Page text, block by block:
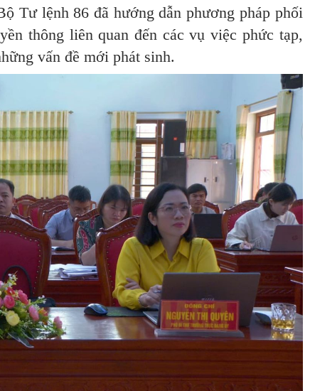
Tư lệnh 86 đã hướng dẫn phương pháp phối
thông liên quan đến các vụ việc phức tạp,
vấn đề mới phát sinh.